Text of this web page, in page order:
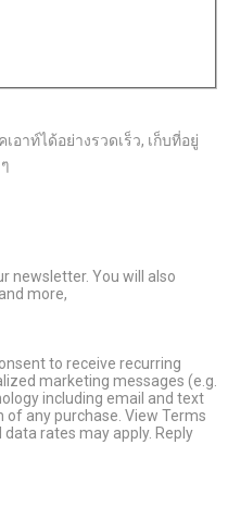
าท์ได้อย่างรวดเร็ว, เก็บที่อยู่
newsletter. You will also
more,
to receive recurring
marketing messages (e.g.
including email and text
of any purchase. View Terms
data rates may apply. Reply